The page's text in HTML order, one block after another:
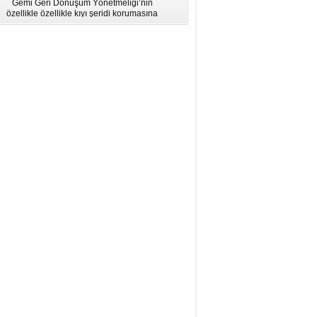
Gemi Geri Dönüşüm Yönetmeliği’nin
özellikle özellikle kıyı şeridi korumasına
ilişkin hükümlere uymadığı için AB